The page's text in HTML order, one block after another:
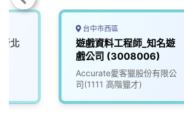
北
台中市西區
遊戲資料工程師_知名遊
戲公司 (3008006)
Accurate愛客獵股份有限公
司(1111 高階獵才)